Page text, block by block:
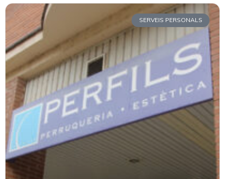
SERVEIS PERSONALS